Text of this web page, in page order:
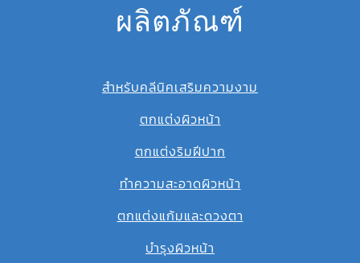
ผลิตภัณฑ์
สำหรับคลีนิคเสริมความงาม
ตกแต่งผิวหน้า
ตกแต่งริมฝีปาก
ทำความสะอาดผิวหน้า
ตกแต่งแก้มและดวงตา
บำรุงผิวหน้า